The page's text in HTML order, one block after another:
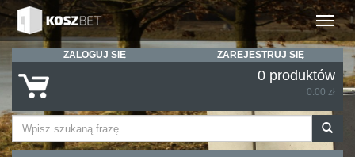
Rozwiń
ZALOGUJ SIĘ ZAREJESTRUJ SIĘ
0 produktów
0.00 zł